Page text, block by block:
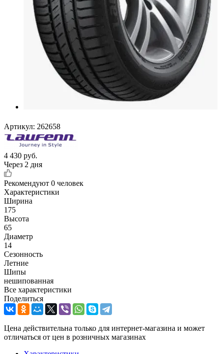
Артикул: 262658
4 430 руб.
Через 2 дня
Рекомендуют 0 человек
Характеристики
Ширина
175
Высота
65
Диаметр
14
Сезонность
Летние
Шипы
нешипованная
Все характеристики
Поделиться
Цена действительна только для интернет-магазина и может
отличаться от цен в розничных магазинах